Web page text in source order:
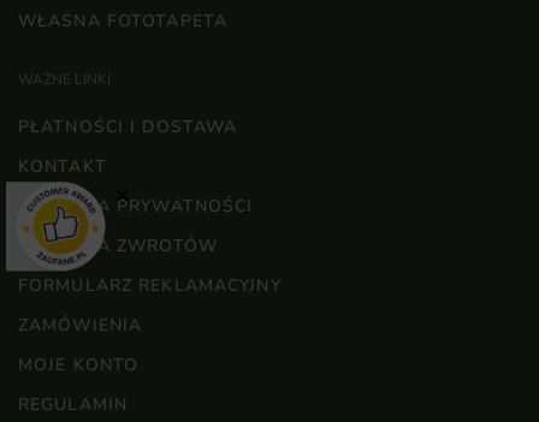
WŁASNA FOTOTAPETA
WAŻNE LINKI
PŁATNOŚCI I DOSTAWA
KONTAKT
POLITYKA PRYWATNOŚCI
POLITYKA ZWROTÓW
FORMULARZ REKLAMACYJNY
ZAMÓWIENIA
MOJE KONTO
REGULAMIN
×